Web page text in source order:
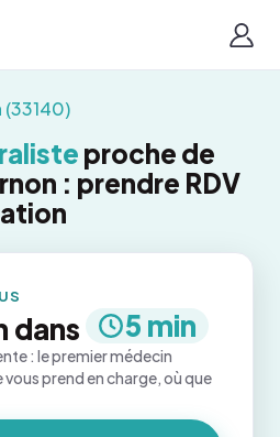
proche de
: prendre RDV
dans 5 min
: le premier médecin
prend en charge, où que